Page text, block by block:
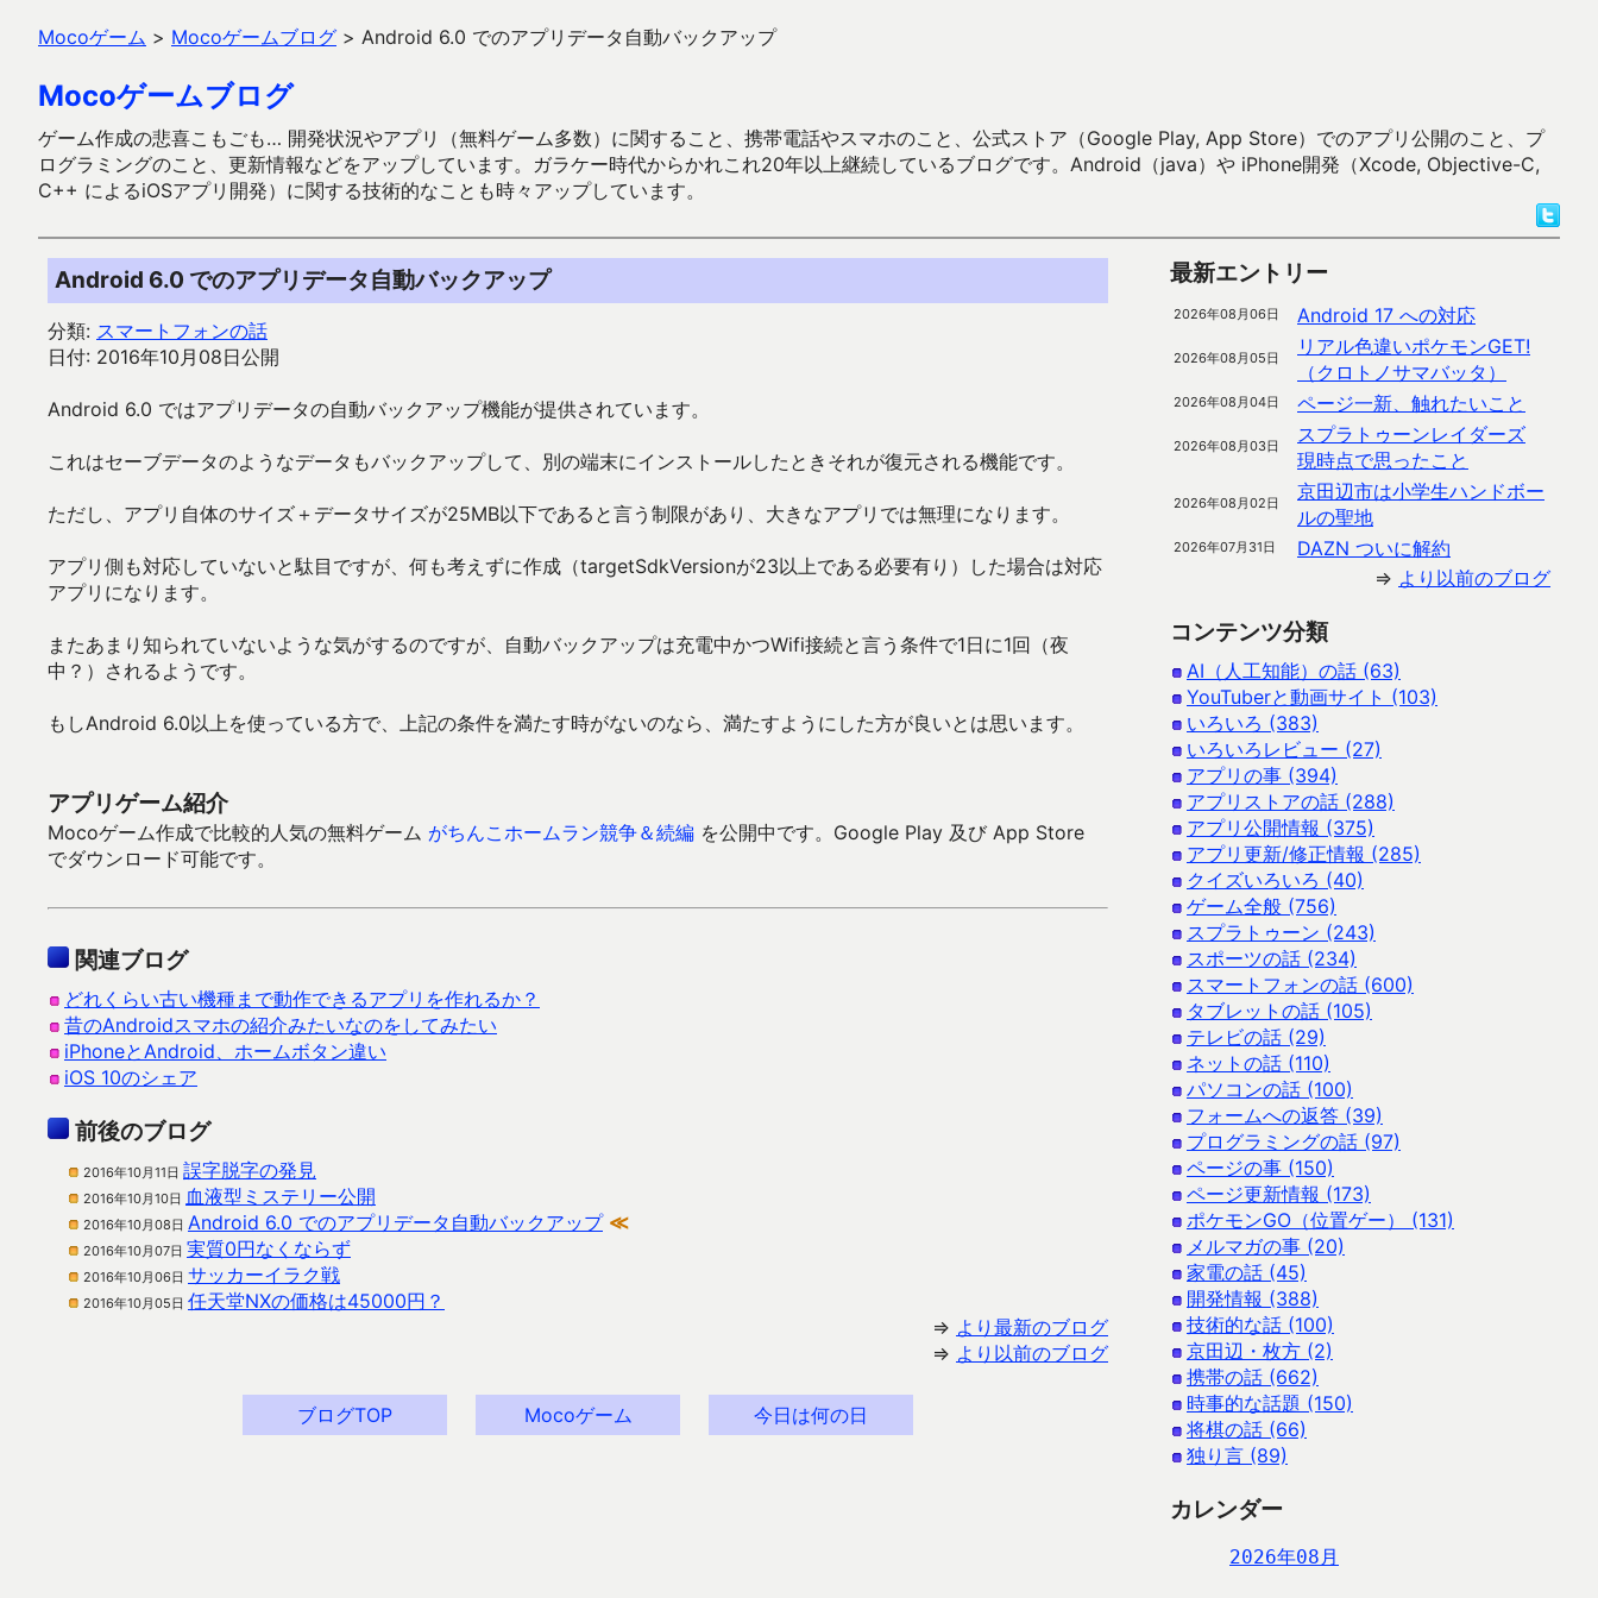
Mocoゲーム > Mocoゲームブログ > Android 6.0 でのアプリデータ自動バックアップ
Mocoゲームブログ
ゲーム作成の悲喜こもごも… 開発状況やアプリ（無料ゲーム多数）に関すること、携帯電話やスマホのこと、公式ストア（Google Play, App Store）でのアプリ公開のこと、プ
ログラミングのこと、更新情報などをアップしています。ガラケー時代からかれこれ20年以上継続しているブログです。Android（java）や iPhone開発（Xcode, Objective-C,
C++ によるiOSアプリ開発）に関する技術的なことも時々アップしています。
Android 6.0 でのアプリデータ自動バックアップ
分類: スマートフォンの話
日付: 2016年10月08日公開
Android 6.0 ではアプリデータの自動バックアップ機能が提供されています。
これはセーブデータのようなデータもバックアップして、別の端末にインストールしたときそれが復元される機能です。
ただし、アプリ自体のサイズ＋データサイズが25MB以下であると言う制限があり、大きなアプリでは無理になります。
アプリ側も対応していないと駄目ですが、何も考えずに作成（targetSdkVersionが23以上である必要有り）した場合は対応
アプリになります。
またあまり知られていないような気がするのですが、自動バックアップは充電中かつWifi接続と言う条件で1日に1回（夜
中？）されるようです。
もしAndroid 6.0以上を使っている方で、上記の条件を満たす時がないのなら、満たすようにした方が良いとは思います。
アプリゲーム紹介
Mocoゲーム作成で比較的人気の無料ゲーム がちんこホームラン競争＆続編 を公開中です。Google Play 及び App Store
でダウンロード可能です。
関連ブログ
どれくらい古い機種まで動作できるアプリを作れるか？
昔のAndroidスマホの紹介みたいなのをしてみたい
iPhoneとAndroid、ホームボタン違い
iOS 10のシェア
前後のブログ
2016年10月11日 誤字脱字の発見
2016年10月10日 血液型ミステリー公開
2016年10月08日 Android 6.0 でのアプリデータ自動バックアップ ≪
2016年10月07日 実質0円なくならず
2016年10月06日 サッカーイラク戦
2016年10月05日 任天堂NXの価格は45000円？
⇒ より最新のブログ
⇒ より以前のブログ
ブログTOP Mocoゲーム 今日は何の日
最新エントリー
2026年08月06日 Android 17 への対応
2026年08月05日
リアル色違いポケモンGET!
（クロトノサマバッタ）
2026年08月04日 ページ一新、触れたいこと
2026年08月03日
スプラトゥーンレイダーズ
現時点で思ったこと
2026年08月02日
京田辺市は小学生ハンドボー
ルの聖地
2026年07月31日
DAZN ついに解約
⇒ より以前のブログ
コンテンツ分類
AI（人工知能）の話 (63)
YouTuberと動画サイト (103)
いろいろ (383)
いろいろレビュー (27)
アプリの事 (394)
アプリストアの話 (288)
アプリ公開情報 (375)
アプリ更新/修正情報 (285)
クイズいろいろ (40)
ゲーム全般 (756)
スプラトゥーン (243)
スポーツの話 (234)
スマートフォンの話 (600)
タブレットの話 (105)
テレビの話 (29)
ネットの話 (110)
パソコンの話 (100)
フォームへの返答 (39)
プログラミングの話 (97)
ページの事 (150)
ページ更新情報 (173)
ポケモンGO（位置ゲー） (131)
メルマガの事 (20)
家電の話 (45)
開発情報 (388)
技術的な話 (100)
京田辺・枚方 (2)
携帯の話 (662)
時事的な話題 (150)
将棋の話 (66)
独り言 (89)
カレンダー
2026年08月